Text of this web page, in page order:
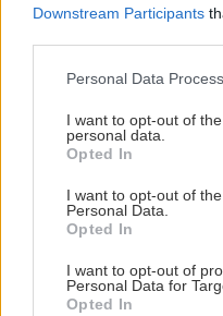
Downstream Participants
Please note that this
not limited to your visit or
grant or deny consent to
use your data for below
consent section.
Personal Data
I want to opt-out of
personal data.
Opted In
I want to opt-out of
Personal Data.
Opted In
I want to opt-out of
Personal Data for
Opted In
Örebro
Örebro–Timrå ,
Karlskoga–Örebro,
Färjestad–Örebro
Örebro–HV71
Örebro–Malmö/
Örebro–Linköping